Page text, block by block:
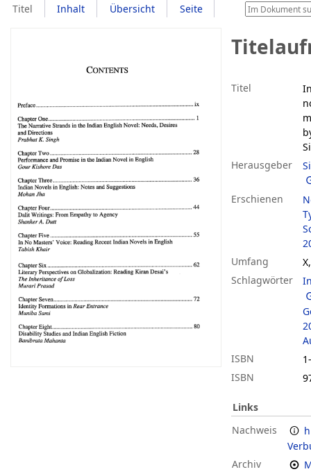
Titel Inhalt Übersicht Seite
Titel
Herausgeber
Erschienen
Umfang
Schlagwörter
ISBN
ISBN
Links
Nachweis
Archiv